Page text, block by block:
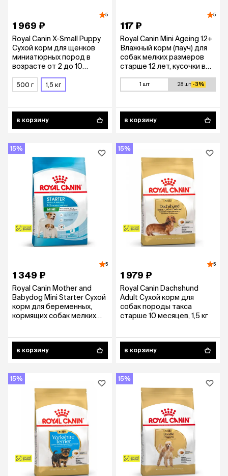
5
1 969 ₽
Royal Canin X-Small Puppy
Сухой корм для щенков
миниатюрных пород в
возрасте от 2 до 10
месяцев, 1,5 кг
500 г 1,5 кг
в корзину
5
117 ₽
Royal Canin Mini Ageing 12+
Влажный корм (пауч) для
собак мелких размеров
старше 12 лет, кусочки в
соусе, 85 гр.
1 шт 28 шт -3%
в корзину
15%
5
1 349 ₽
Royal Canin Mother and
Babydog Mini Starter Сухой
корм для беременных,
кормящих собак мелких
в корзину
15%
5
1 979 ₽
Royal Canin Dachshund
Adult Сухой корм для
собак породы такса
старше 10 месяцев, 1,5 кг
в корзину
15% 15%